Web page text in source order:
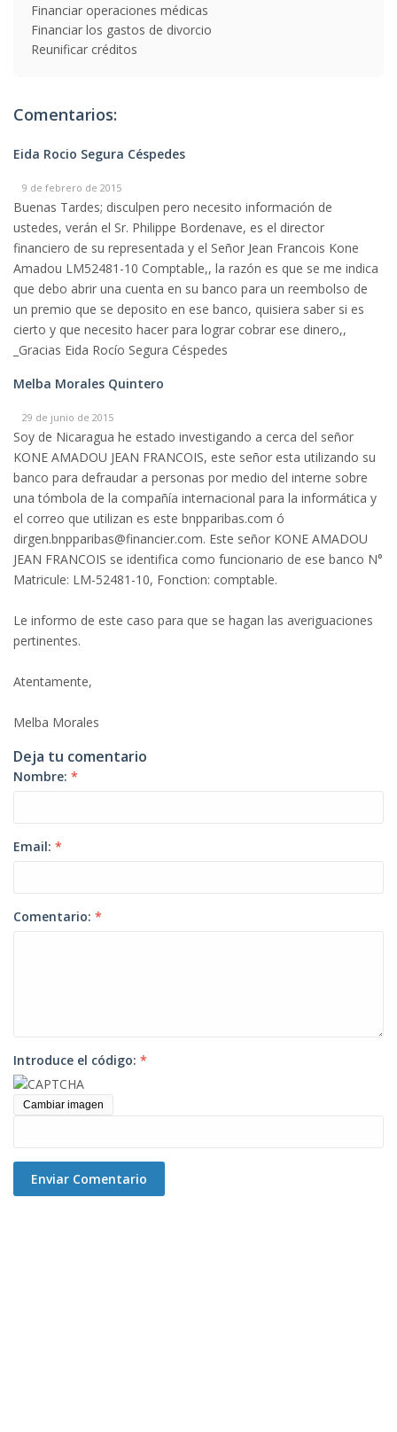
Financiar operaciones médicas
Financiar los gastos de divorcio
Reunificar créditos
Comentarios:
Eida Rocio Segura Céspedes
9 de febrero de 2015
Buenas Tardes; disculpen pero necesito información de
ustedes, verán el Sr. Philippe Bordenave, es el director
financiero de su representada y el Señor Jean Francois Kone
Amadou LM52481-10 Comptable,, la razón es que se me indica
que debo abrir una cuenta en su banco para un reembolso de
un premio que se deposito en ese banco, quisiera saber si es
cierto y que necesito hacer para lograr cobrar ese dinero,,
_Gracias Eida Rocío Segura Céspedes
Melba Morales Quintero
29 de junio de 2015
Soy de Nicaragua he estado investigando a cerca del señor
KONE AMADOU JEAN FRANCOIS, este señor esta utilizando su
banco para defraudar a personas por medio del interne sobre
una tómbola de la compañía internacional para la informática y
el correo que utilizan es este bnpparibas.com ó
dirgen.bnpparibas@financier.com. Este señor KONE AMADOU
JEAN FRANCOIS se identifica como funcionario de ese banco N°
Matricule: LM-52481-10, Fonction: comptable.
Le informo de este caso para que se hagan las averiguaciones
pertinentes.
Atentamente,
Melba Morales
Deja tu comentario
Nombre: *
Email: *
Comentario: *
Introduce el código: *
Cambiar imagen
Enviar Comentario